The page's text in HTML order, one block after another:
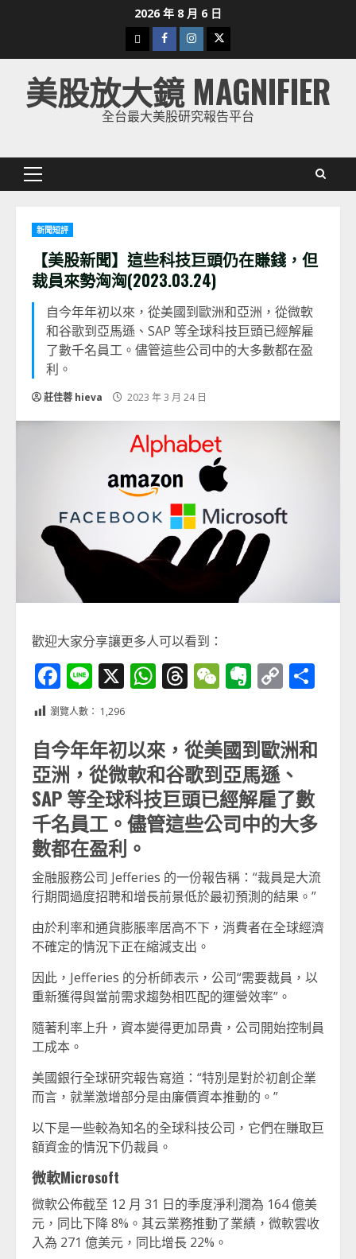
2026 年 8 月 6 日
下
載
美
股
Facebook
Instagram
Twitter
美股放大鏡 MAGNIFIER
全台最大美股研究報告平台
Primary
新聞短評
【美股新聞】這些科技巨頭仍在賺錢，但
裁員來勢洶洶(2023.03.24)
自今年年初以來，從美國到歐洲和亞洲，從微軟
和谷歌到亞馬遜、SAP 等全球科技巨頭已經解雇
了數千名員工。儘管這些公司中的大多數都在盈
利。
莊佳蓉 hieva 2023 年 3 月 24 日
歡迎大家分享讓更多人可以看到：
Facebook
Line
X WhatsApp
Threads
WeChat
Evernote
Copy
瀏覽人數： 1,296
自今年年初以來，從美國到歐洲和
亞洲，從微軟和谷歌到亞馬遜、
SAP 等全球科技巨頭已經解雇了數
千名員工。儘管這些公司中的大多
數都在盈利。
金融服務公司 Jefferies 的一份報告稱：“裁員是大流
行期間過度招聘和增長前景低於最初預測的結果。”
由於利率和通貨膨脹率居高不下，消費者在全球經濟
不確定的情況下正在縮減支出。
因此，Jefferies 的分析師表示，公司“需要裁員，以
重新獲得與當前需求趨勢相匹配的運營效率”。
隨著利率上升，資本變得更加昂貴，公司開始控制員
工成本。
美國銀行全球研究報告寫道：“特別是對於初創企業
而言，就業激增部分是由廉價資本推動的。”
以下是一些較為知名的全球科技公司，它們在賺取巨
額資金的情況下仍裁員。
微軟Microsoft
微軟公佈截至 12 月 31 日的季度淨利潤為 164 億美
元，同比下降 8%。其云業務推動了業績，微軟雲收
入為 271 億美元，同比增長 22%。